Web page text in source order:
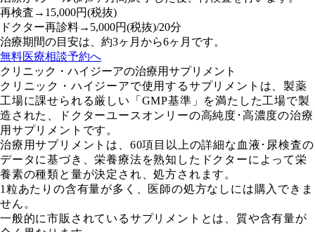
再検査→15,000円(税抜)
ドクター再診料→5,000円(税抜)/20分
治療期間の目安は、約3ヶ月から6ヶ月です。
無料医療相談予約へ
クリニック・ハイジーアの治療用サプリメント
クリニック・ハイジーアで使用するサプリメントは、製薬
工場に課せられる厳しい「GMP基準」を満たした工場で製
造された、ドクターユースオンリーの高純度･高濃度の治療
用サプリメントです。
治療用サプリメントは、60項目以上の詳細な血液･尿検査の
データに基づき、栄養療法を熟知したドクターによって栄
養素の種類と量が決定され、処方されます。
1粒あたりの含有量が多く、医師の処方なしには購入できま
せん。
一般的に市販されているサプリメントとは、質や含有量が